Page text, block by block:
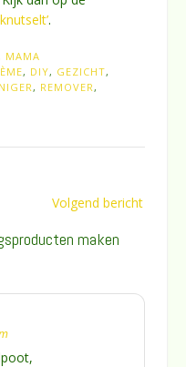
.
MAMA
, DIY, GEZICHT,
, REMOVER,
Volgend bericht
maken